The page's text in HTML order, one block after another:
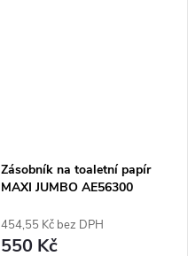
Zásobník na toaletní papír
MAXI JUMBO AE56300
454,55 Kč bez DPH
550 Kč